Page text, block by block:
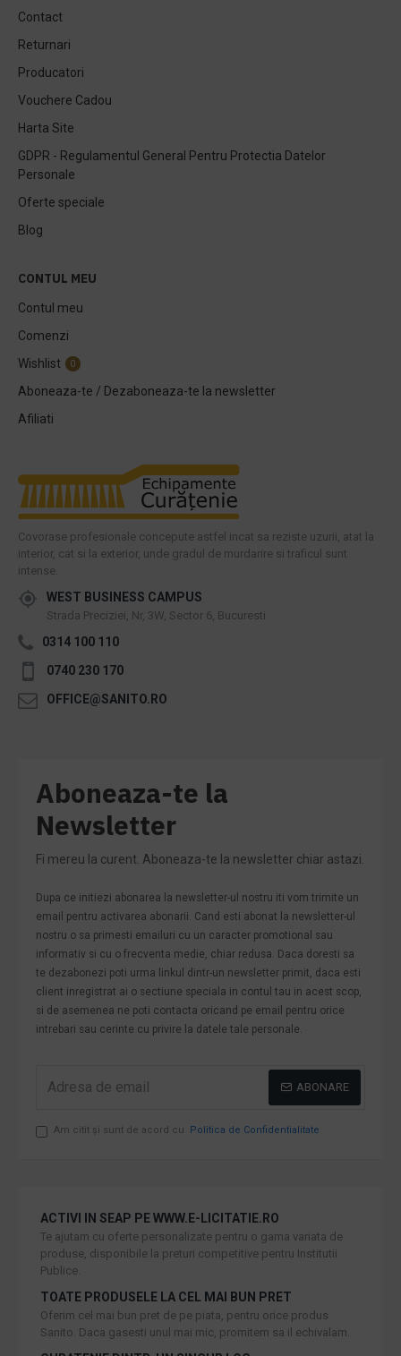
Contact
Returnari
Producatori
Vouchere Cadou
Harta Site
GDPR - Regulamentul General Pentru Protectia Datelor
Personale
Oferte speciale
Blog
CONTUL MEU
Contul meu
Comenzi
Wishlist
0
Aboneaza-te / Dezaboneaza-te la newsletter
Afiliati
Covorase profesionale concepute astfel incat sa reziste uzurii, atat la
interior, cat si la exterior, unde gradul de murdarire si traficul sunt
intense.
WEST BUSINESS CAMPUS
Strada Preciziei, Nr, 3W, Sector 6, Bucuresti
0314 100 110
0740 230 170
OFFICE@SANITO.RO
Aboneaza-te la
Newsletter
Fi mereu la curent. Aboneaza-te la newsletter chiar astazi.
Dupa ce initiezi abonarea la newsletter-ul nostru iti vom trimite un
email pentru activarea abonarii. Cand esti abonat la newsletter-ul
nostru o sa primesti emailuri cu un caracter promotional sau
informativ si cu o frecventa medie, chiar redusa. Daca doresti sa
te dezabonezi poti urma linkul dintr-un newsletter primit, daca esti
client inregistrat ai o sectiune speciala in contul tau in acest scop,
si de asemenea ne poti contacta oricand pe email pentru orice
intrebari sau cerinte cu privire la datele tale personale.
ABONARE
Am citit şi sunt de acord cu Politica de Confidentialitate
ACTIVI IN SEAP PE WWW.E-LICITATIE.RO
Te ajutam cu oferte personalizate pentru o gama variata de
produse, disponibile la preturi competitive pentru Institutii
Publice.
TOATE PRODUSELE LA CEL MAI BUN PRET
Oferim cel mai bun pret de pe piata, pentru orice produs
Sanito. Daca gasesti unul mai mic, promitem sa il echivalam.